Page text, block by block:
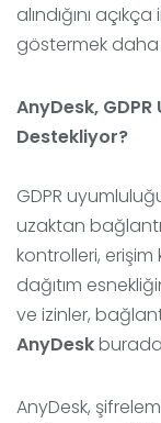
alındığını
göstermek daha
AnyDesk,
Destekliyor?
GDPR
uzaktan
kontrolleri, erişim
dağıtım
ve izinler,
AnyDesk
AnyDesk,